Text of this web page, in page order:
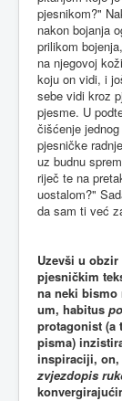
pjesnikom?"
nakon bojanja
prilikom
na njegovoj
koju on vidi, i
sebe vidi kroz
pjesme. U
čišćenje
pjesničke
uz budnu
riječ te na
uostalom?"
da sam ti već
Uzevši u
pjesničkim
na neki
um, habitus
protagonist (a
pisma)
inspiraciji, on,
zvjezdopis